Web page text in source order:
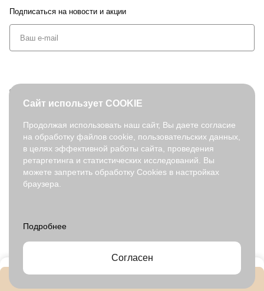
Подписаться на новости и акции
© 2026. fabretti.ru. Все права защищены
На информационном ресурсе применяются
рекомендательные
технологии .
Все ресурсы сайта fabretti.ru, включая (но не ограничиваясь)
прав на интеллектуальную собственность, защищены российским
Сайт использует COOKIE
Продолжая использовать наш сайт, Вы даете согласие
на обработку файлов cookie, пользовательских данных,
в целях эффективной работы сайта, проведения
ретаргетинга и статистических исследований. Вы
можете запретить обработку Cookies в настройках
браузера.
Согласен